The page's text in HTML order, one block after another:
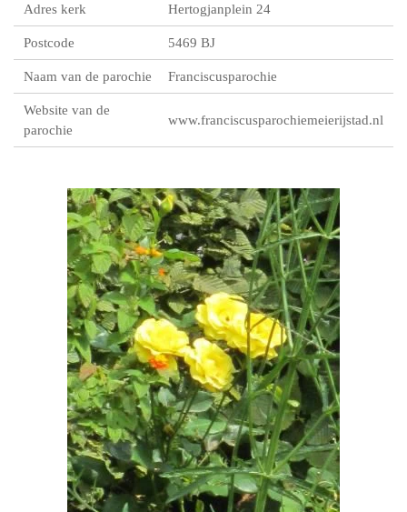
Adres kerk Hertogjanplein 24
Postcode 5469 BJ
Naam van de parochie Franciscusparochie
Website van de
parochie
www.franciscusparochiemeierijstad.nl